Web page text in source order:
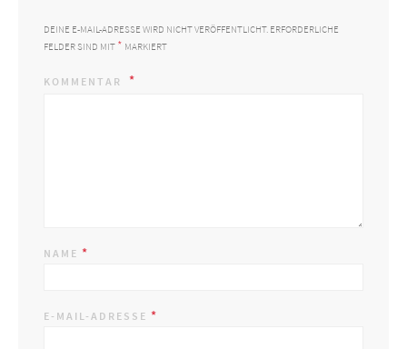
DEINE E-MAIL-ADRESSE WIRD NICHT VERÖFFENTLICHT. ERFORDERLICHE
FELDER SIND MIT * MARKIERT
KOMMENTAR
NAME *
E-MAIL-ADRESSE *